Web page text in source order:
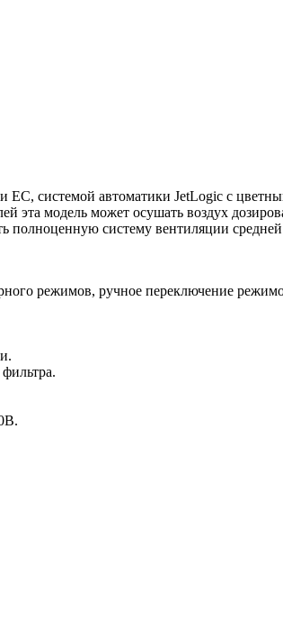
EC, системой автоматики JetLogic с
эта модель может осушать воздух
полноценную систему вентиляции
режимов, ручное переключение